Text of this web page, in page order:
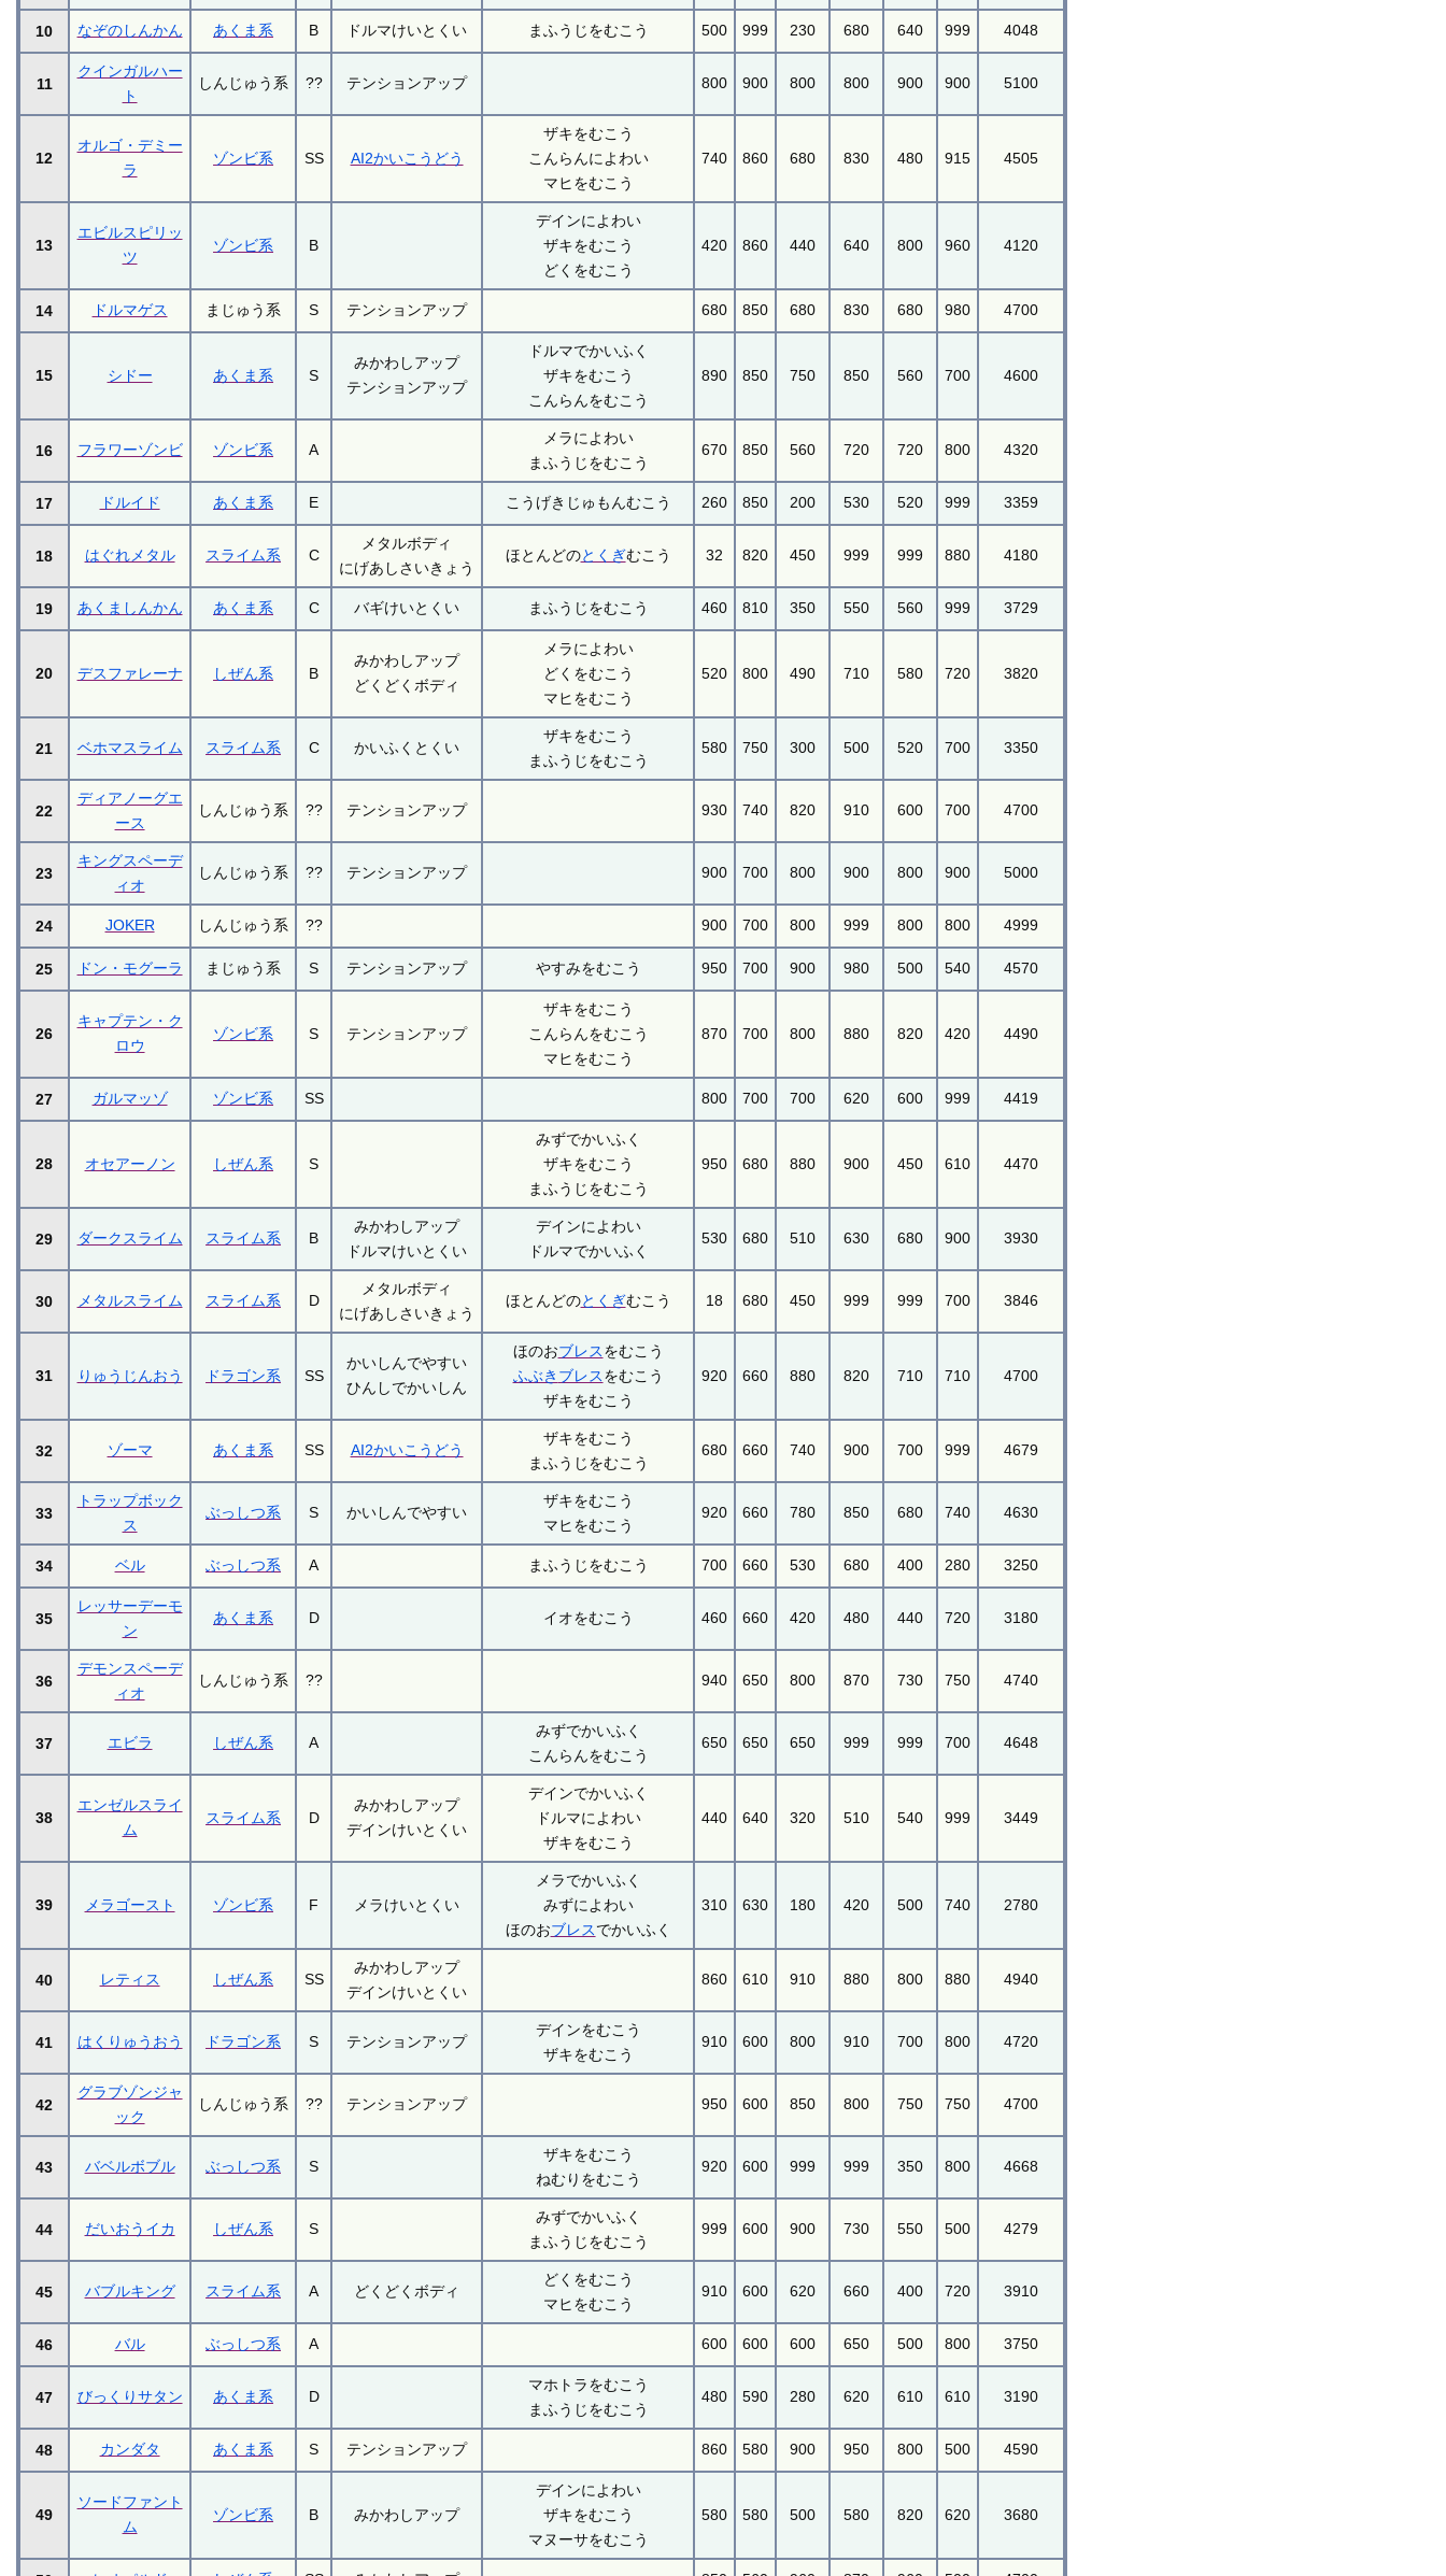
10 なぞのしんかん あくま系 B ドルマけいとくい まふうじをむこう 500 999 230 680 640 999 4048
11
クインガルハー
ト
しんじゅう系 ?? テンションアップ 800 900 800 800 900 900 5100
12
オルゴ・デミー
ラ
ゾンビ系 SS AI2かいこうどう
ザキをむこう
こんらんによわい
マヒをむこう
740 860 680 830 480 915 4505
13
エビルスピリッ
ツ
ゾンビ系 B
デインによわい
ザキをむこう
どくをむこう
420 860 440 640 800 960 4120
14 ドルマゲス まじゅう系 S テンションアップ 680 850 680 830 680 980 4700
15 シドー あくま系 S
みかわしアップ
テンションアップ
ドルマでかいふく
ザキをむこう
こんらんをむこう
890 850 750 850 560 700 4600
16 フラワーゾンビ ゾンビ系 A
メラによわい
まふうじをむこう
670 850 560 720 720 800 4320
17 ドルイド あくま系 E こうげきじゅもんむこう 260 850 200 530 520 999 3359
18 はぐれメタル スライム系 C
メタルボディ
にげあしさいきょう
ほとんどのとくぎむこう 32 820 450 999 999 880 4180
19 あくましんかん あくま系 C バギけいとくい まふうじをむこう 460 810 350 550 560 999 3729
20 デスファレーナ しぜん系 B
みかわしアップ
どくどくボディ
メラによわい
どくをむこう
マヒをむこう
520 800 490 710 580 720 3820
21 ベホマスライム スライム系 C かいふくとくい
ザキをむこう
まふうじをむこう
580 750 300 500 520 700 3350
22
ディアノーグエ
ース
しんじゅう系 ?? テンションアップ 930 740 820 910 600 700 4700
23
キングスペーデ
ィオ
しんじゅう系 ?? テンションアップ 900 700 800 900 800 900 5000
24 JOKER しんじゅう系 ?? 900 700 800 999 800 800 4999
25 ドン・モグーラ まじゅう系 S テンションアップ やすみをむこう 950 700 900 980 500 540 4570
26
キャプテン・ク
ロウ
ゾンビ系 S テンションアップ
ザキをむこう
こんらんをむこう
マヒをむこう
870 700 800 880 820 420 4490
27 ガルマッゾ ゾンビ系 SS 800 700 700 620 600 999 4419
28 オセアーノン しぜん系 S
みずでかいふく
ザキをむこう
まふうじをむこう
950 680 880 900 450 610 4470
29 ダークスライム スライム系 B
みかわしアップ
ドルマけいとくい
デインによわい
ドルマでかいふく
530 680 510 630 680 900 3930
30 メタルスライム スライム系 D
メタルボディ
にげあしさいきょう
ほとんどのとくぎむこう 18 680 450 999 999 700 3846
31 りゅうじんおう ドラゴン系 SS
かいしんでやすい
ひんしでかいしん
ほのおブレスをむこう
ふぶき ブレスをむこう
ザキをむこう
920 660 880 820 710 710 4700
32 ゾーマ あくま系 SS AI2かいこうどう
ザキをむこう
まふうじをむこう
680 660 740 900 700 999 4679
33
トラップボック
ス
ぶっしつ系 S かいしんでやすい
ザキをむこう
マヒをむこう
920 660 780 850 680 740 4630
34 ベル ぶっしつ系 A まふうじをむこう 700 660 530 680 400 280 3250
35
レッサーデーモ
ン
あくま系 D イオをむこう 460 660 420 480 440 720 3180
36
デモンスペーデ
ィオ
しんじゅう系 ?? 940 650 800 870 730 750 4740
37 エビラ しぜん系 A
みずでかいふく
こんらんをむこう
650 650 650 999 999 700 4648
38
エンゼルスライ
ム
スライム系 D
みかわしアップ
デインけいとくい
デインでかいふく
ドルマによわい
ザキをむこう
440 640 320 510 540 999 3449
39 メラゴースト ゾンビ系 F メラけいとくい
メラでかいふく
みずによわい
ほのおブレスでかいふく
310 630 180 420 500 740 2780
40 レティス しぜん系 SS
みかわしアップ
デインけいとくい
860 610 910 880 800 880 4940
41 はくりゅうおう ドラゴン系 S テンションアップ
デインをむこう
ザキをむこう
910 600 800 910 700 800 4720
42
グラブゾンジャ
ック
しんじゅう系 ?? テンションアップ 950 600 850 800 750 750 4700
43 バベルボブル ぶっしつ系 S
ザキをむこう
ねむりをむこう
920 600 999 999 350 800 4668
44 だいおうイカ しぜん系 S
みずでかいふく
まふうじをむこう
999 600 900 730 550 500 4279
45 バブルキング スライム系 A どくどくボディ
どくをむこう
マヒをむこう
910 600 620 660 400 720 3910
46 バル ぶっしつ系 A 600 600 600 650 500 800 3750
47 びっくりサタン あくま系 D
マホトラをむこう
まふうじをむこう
480 590 280 620 610 610 3190
48 カンダタ あくま系 S テンションアップ 860 580 900 950 800 500 4590
49
ソードファント
ム
ゾンビ系 B みかわしアップ
デインによわい
ザキをむこう
マヌーサをむこう
580 580 500 580 820 620 3680